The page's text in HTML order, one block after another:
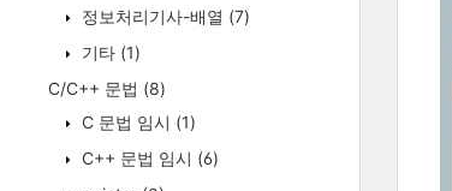
정보처리기사-배열 (7)
기타 (1)
C/C++ 문법 (8)
C 문법 임시 (1)
C++ 문법 임시 (6)